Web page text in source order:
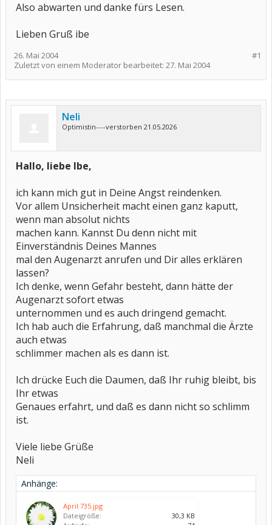
Also abwarten und danke fürs Lesen.
Lieben Gruß ibe
#1
26. Mai 2004
Zuletzt von einem Moderator bearbeitet: 27. Mai 2004
Neli
Optimistin----verstorben 21.05.2026
Hallo, liebe Ibe,
ich kann mich gut in Deine Angst reindenken.
Vor allem Unsicherheit macht einen ganz kaputt,
wenn man absolut nichts
machen kann. Kannst Du denn nicht mit
Einverständnis Deines Mannes
mal den Augenarzt anrufen und Dir alles erklären
lassen?
Ich denke, wenn Gefahr besteht, dann hätte der
Augenarzt sofort etwas
unternommen und es auch dringend gemacht.
Ich hab auch die Erfahrung, daß manchmal die Ärzte
auch etwas
schlimmer machen als es dann ist.
Ich drücke Euch die Daumen, daß Ihr ruhig bleibt, bis
Ihr etwas
Genaues erfahrt, und daß es dann nicht so schlimm
ist.
Viele liebe Grüße
Neli
Anhänge:
April 735.jpg
Dateigröße:
30,3 KB